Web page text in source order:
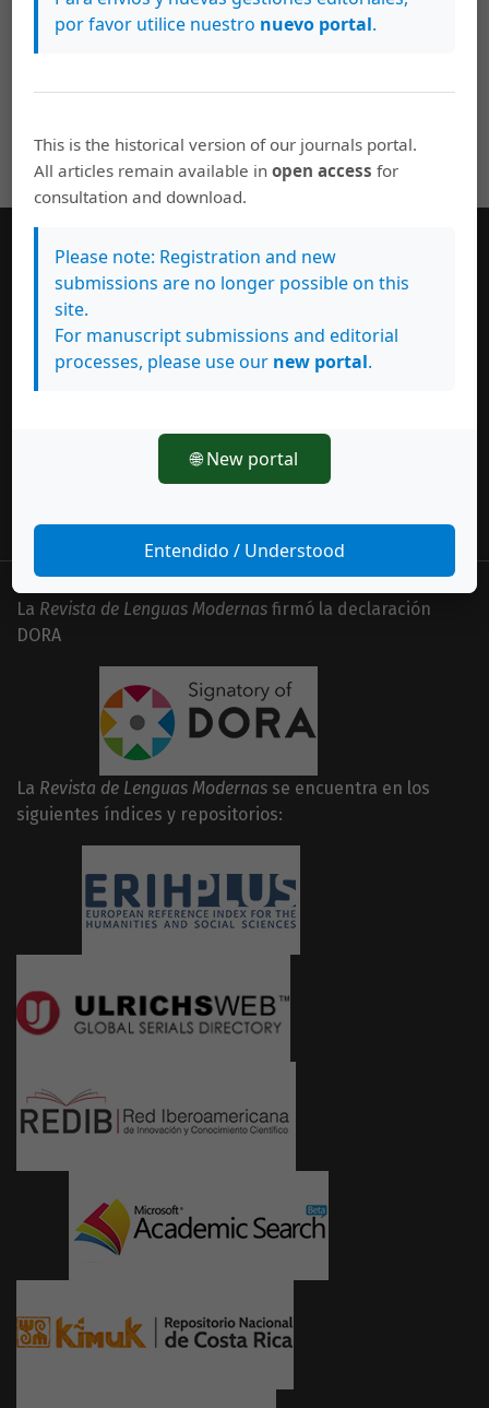
Revista de Lenguas Modernas: Núm. 31 (2019)
Enviar un artículo
Información
Para bibliotecarios/as
La Revista de Lenguas Modernas firmó la declaración
DORA
La Revista de Lenguas Modernas se encuentra en los
siguientes índices y repositorios:
por favor utilice nuestro nuevo portal.
This is the historical version of our journals portal.
All articles remain available inopen access for
consultation and download.
Please note: Registration and new
submissions are no longer possible on this
site.
For manuscript submissions and editorial
processes, please use our new portal.
🌐 New portal
Entendido / Understood